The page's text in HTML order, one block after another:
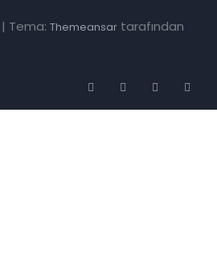
| Tema: Themeansar tarafından